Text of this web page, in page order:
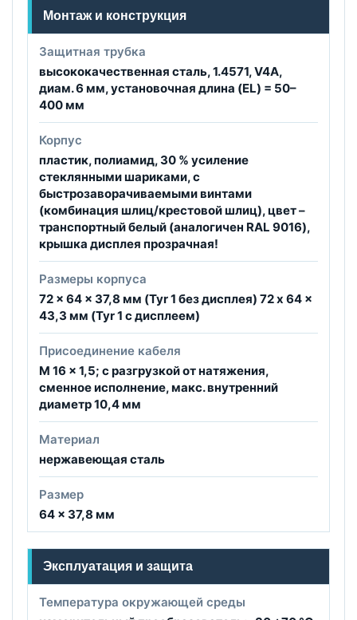
Монтаж и конструкция
Защитная трубка
высококачественная сталь, 1.4571, V4A,
диам. 6 мм, установочная длина (EL) = 50–
400 мм
Корпус
пластик, полиамид, 30 % усиление
стеклянными шариками, с
быстрозаворачиваемыми винтами
(комбинация шлиц/крестовой шлиц), цвет –
транспортный белый (аналогичен RAL 9016),
крышка дисплея прозрачная!
Размеры корпуса
72 x 64 x 37,8 мм (Tyr 1 без дисплея) 72 x 64 x
43,3 мм (Tyr 1 c дисплеем)
Присоединение кабеля
M 16 x 1,5; с разгрузкой от натяжения,
сменное исполнение, макс. внутренний
диаметр 10,4 мм
Материал
нержавеющая сталь
Размер
64 × 37,8 мм
Эксплуатация и защита
Температура окружающей среды